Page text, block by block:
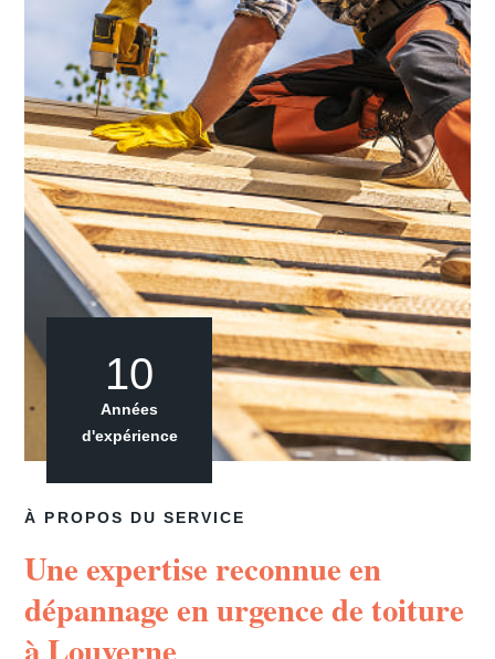
À PROPOS DU SERVICE
Une expertise reconnue en
dépannage en urgence de toiture
10
Années
d'expérience